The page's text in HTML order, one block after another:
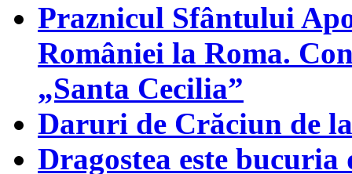
Praznicul Sfântului
României la Roma.
„Santa Cecilia”
Daruri de Crăciun de
Dragostea este